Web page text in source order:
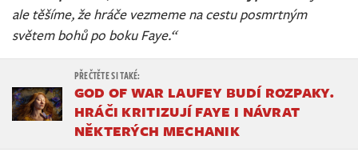
ale těšíme, že hráče vezmeme na cestu posmrtným
světem bohů po boku Faye.“
GOD OF WAR LAUFEY BUDÍ ROZPAKY.
HRÁČI KRITIZUJÍ FAYE I NÁVRAT
NĚKTERÝCH MECHANIK